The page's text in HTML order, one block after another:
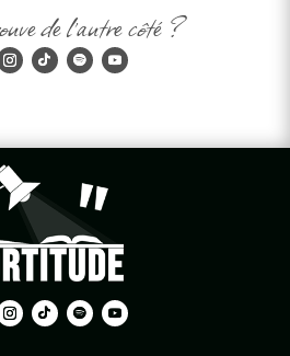
de l'autre côté ?